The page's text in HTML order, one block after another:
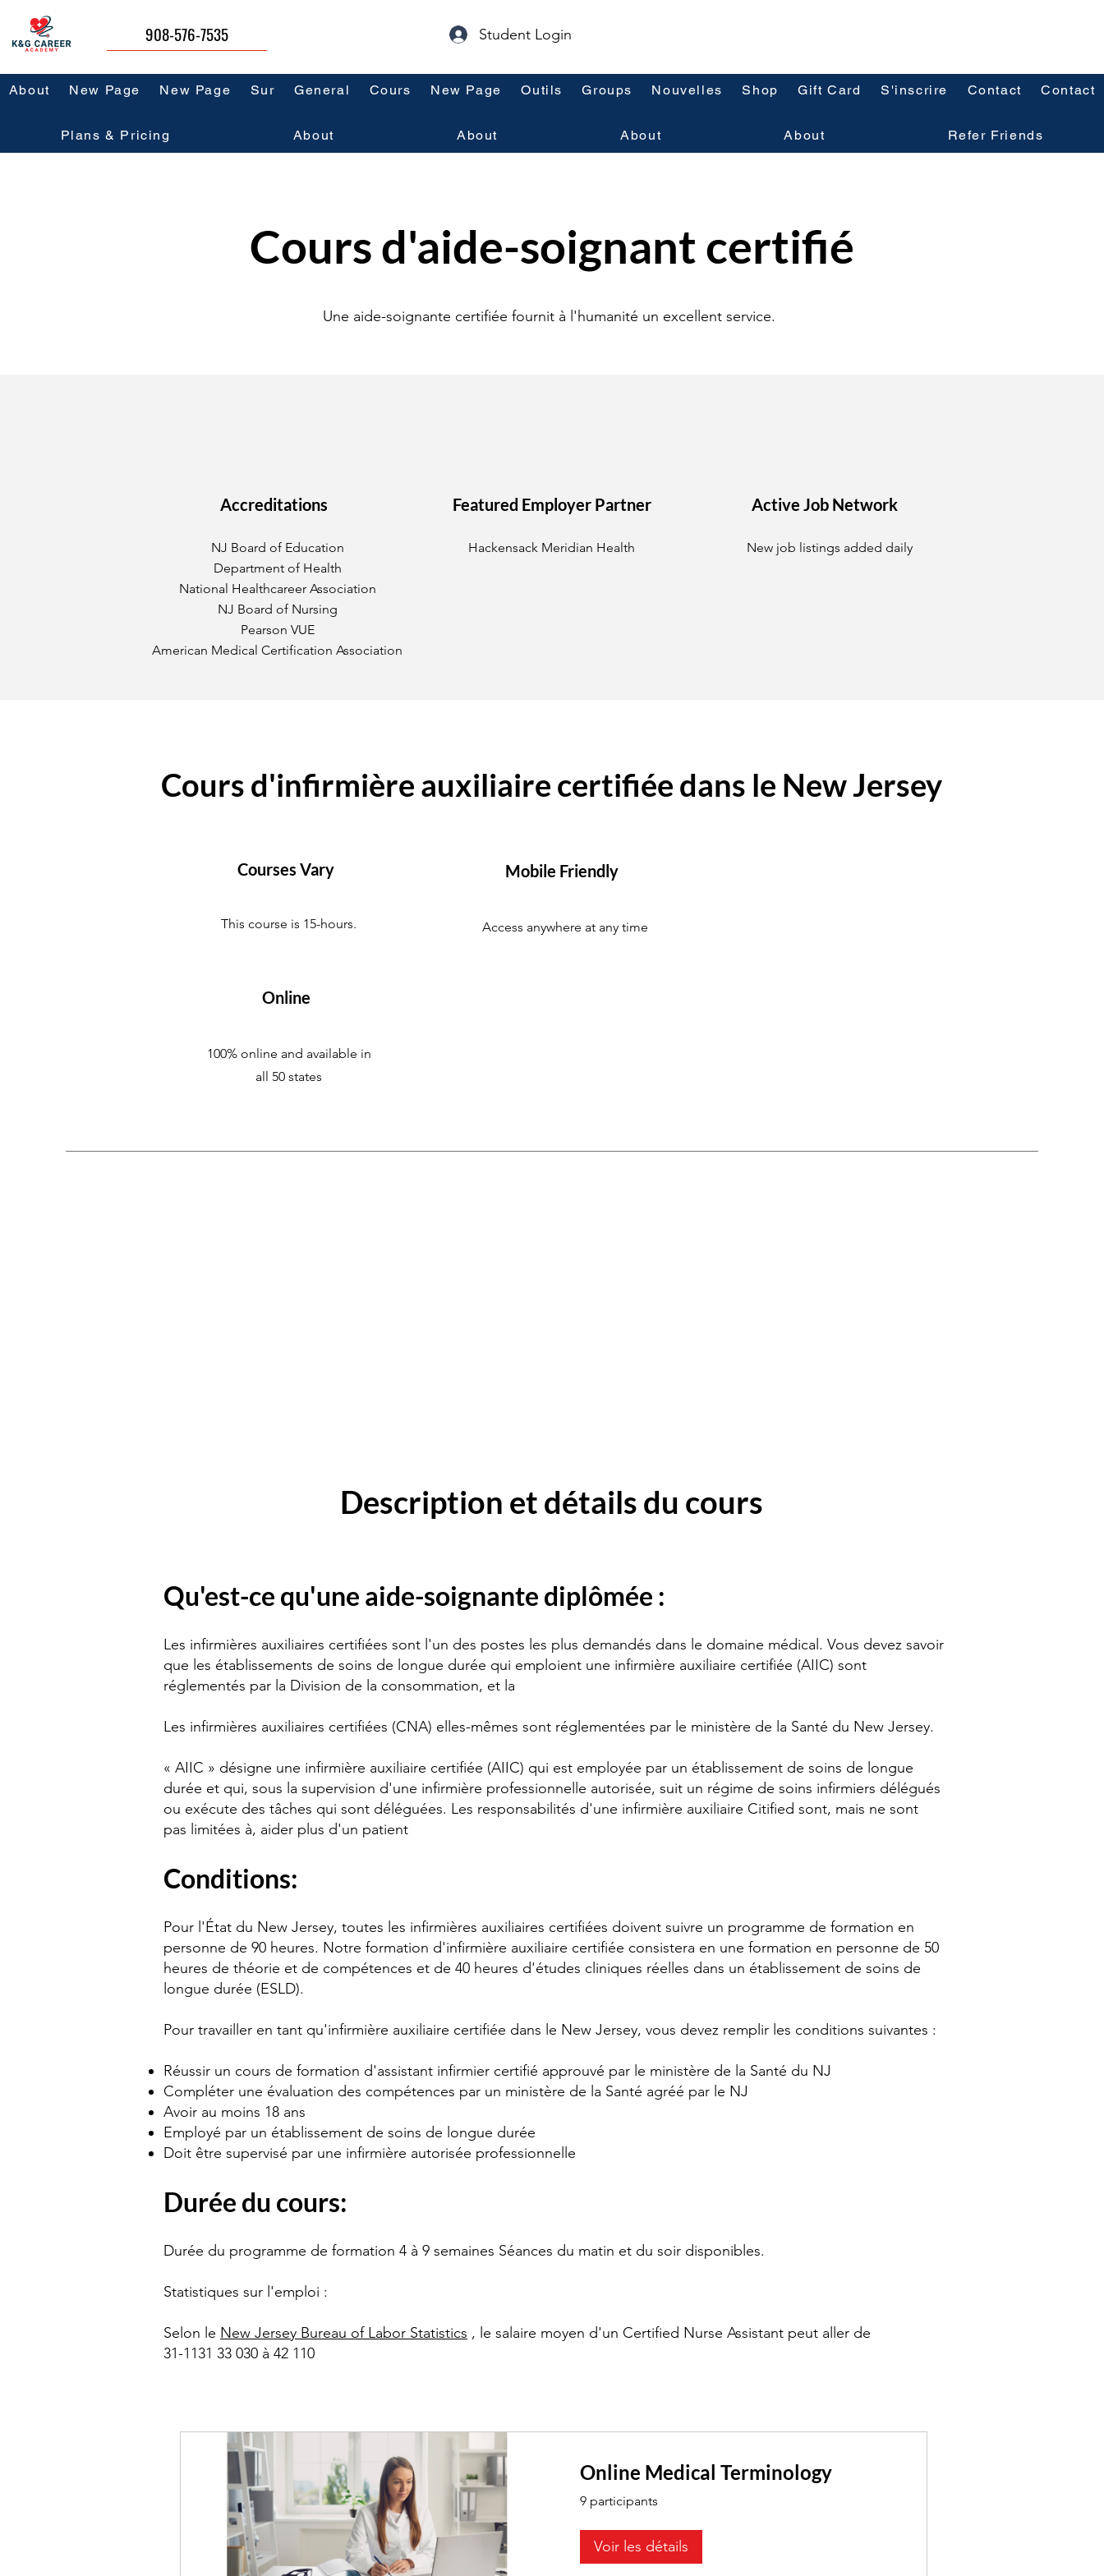
908-576-7535 Student Login
About New Page New Page Sur General Cours New Page Outils Groups Nouvelles Shop Gift Card S'inscrire Contact Contact
Plans & Pricing About About About About Refer Friends
Cours d'aide-soignant certifié
Une aide-soignante certifiée fournit à l'humanité un excellent service.
Accreditations
NJ Board of Education
Department of Health
National Healthcareer Association
NJ Board of Nursing
Pearson VUE
American Medical Certification Association
Featured Employer Partner
Hackensack Meridian Health
Active Job Network
New job listings added daily
Cours d'infirmière auxiliaire certifiée dans le New Jersey
Courses Vary
This course is 15-hours.
Mobile Friendly
Access anywhere at any time
Online
100% online and available in
all 50 states
Description et détails du cours
Qu'est-ce qu'une aide-soignante diplômée :
Les infirmières auxiliaires certifiées sont l'un des postes les plus demandés dans le domaine médical. Vous devez savoir
que les établissements de soins de longue durée qui emploient une infirmière auxiliaire certifiée (AIIC) sont
réglementés par la Division de la consommation, et la
Les infirmières auxiliaires certifiées (CNA) elles-mêmes sont réglementées par le ministère de la Santé du New Jersey.
« AIIC » désigne une infirmière auxiliaire certifiée (AIIC) qui est employée par un établissement de soins de longue
durée et qui, sous la supervision d'une infirmière professionnelle autorisée, suit un régime de soins infirmiers délégués
ou exécute des tâches qui sont déléguées. Les responsabilités d'une infirmière auxiliaire Citified sont, mais ne sont
pas limitées à, aider plus d'un patient
Conditions:
Pour l'État du New Jersey, toutes les infirmières auxiliaires certifiées doivent suivre un programme de formation en
personne de 90 heures. Notre formation d'infirmière auxiliaire certifiée consistera en une formation en personne de 50
heures de théorie et de compétences et de 40 heures d'études cliniques réelles dans un établissement de soins de
longue durée (ESLD).
Pour travailler en tant qu'infirmière auxiliaire certifiée dans le New Jersey, vous devez remplir les conditions suivantes :
Réussir un cours de formation d'assistant infirmier certifié approuvé par le ministère de la Santé du NJ
Compléter une évaluation des compétences par un ministère de la Santé agréé par le NJ
Avoir au moins 18 ans
Employé par un établissement de soins de longue durée
Doit être supervisé par une infirmière autorisée professionnelle
Durée du cours:
Durée du programme de formation 4 à 9 semaines Séances du matin et du soir disponibles.
Statistiques sur l'emploi :
Selon le New Jersey Bureau of Labor Statistics , le salaire moyen d'un Certified Nurse Assistant peut aller de
31-1131 33 030 à 42 110
Online Medical Terminology
9 participants
Voir les détails